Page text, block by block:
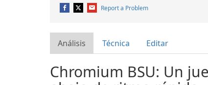
Report a Problem
Análisis Técnica Editar
Chromium BSU: Un